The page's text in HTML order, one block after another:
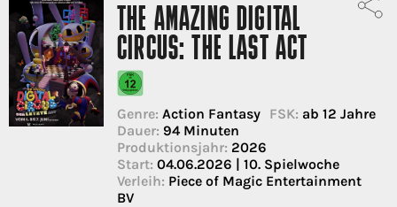
THE AMAZING DIGITAL
CIRCUS: THE LAST ACT
Genre: Action Fantasy FSK: ab 12 Jahre
Dauer: 94 Minuten
Produktionsjahr: 2026
Start: 04.06.2026 | 10. Spielwoche
Verleih: Piece of Magic Entertainment
BV